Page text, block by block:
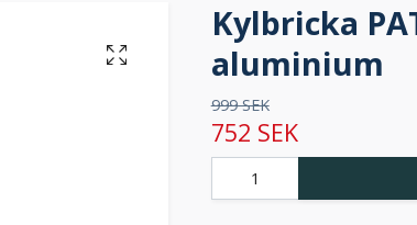
Kylbricka
aluminium
999 SEK
752 SEK